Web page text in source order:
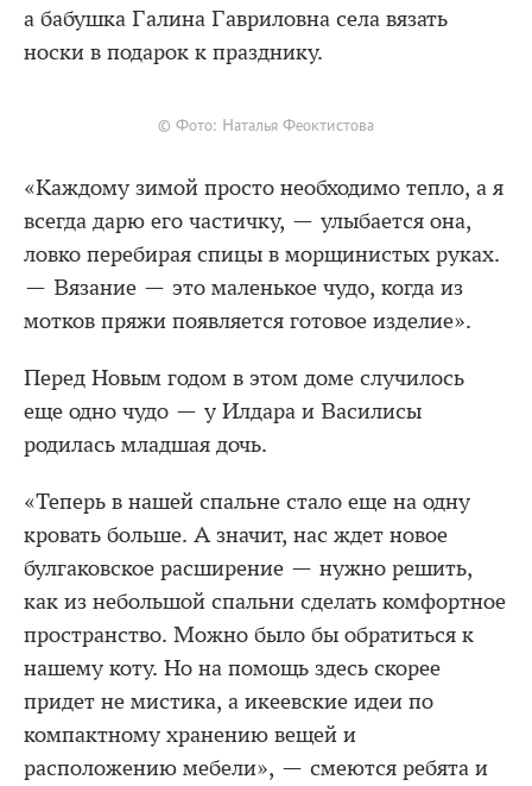
а бабушка Галина Гавриловна села вязать
носки в подарок к празднику.
© Фото: Наталья Феоктистова
«Каждому зимой просто необходимо тепло, а я
всегда дарю его частичку, — улыбается она,
ловко перебирая спицы в морщинистых руках.
— Вязание — это маленькое чудо, когда из
мотков пряжи появляется готовое изделие».
Перед Новым годом в этом доме случилось
еще одно чудо — у Илдара и Василисы
родилась младшая дочь.
«Теперь в нашей спальне стало еще на одну
кровать больше. А значит, нас ждет новое
булгаковское расширение — нужно решить,
как из небольшой спальни сделать комфортное
пространство. Можно было бы обратиться к
нашему коту. Но на помощь здесь скорее
придет не мистика, а икеевские идеи по
компактному хранению вещей и
расположению мебели», — смеются ребята и